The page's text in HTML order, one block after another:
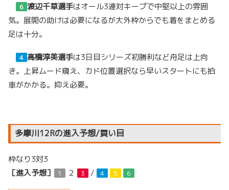
６ 渡辺千草選手はオール3連対キープで中堅以上の雰囲
気。展開の助けは必要になるが大外枠からでも着をまとめる
足は十分。
４ 高橋淳美選手は3日目シリーズ初勝利など舟足は上向
き。上昇ムード窺え、カド位置選択なら早いスタートにも拍
車がかかる。抑え必要。
多摩川12Rの進入予想/買い目
枠なり3対3
［進入予想］
１ ２ ３ / ４ ５ ６